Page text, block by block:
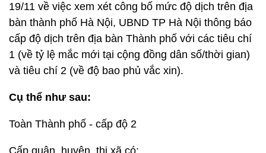
19/11 về việc xem xét công bố mức độ dịch trên địa
bàn thành phố Hà Nội, UBND TP Hà Nội thông báo
cấp độ dịch trên địa bàn Thành phố với các tiêu chí
1 (về tỷ lệ mắc mới tại cộng đồng dân số/thời gian)
và tiêu chí 2 (về độ bao phủ vắc xin).
Cụ thể như sau:
Toàn Thành phố - cấp độ 2
Cấp quận, huyện, thị xã có: